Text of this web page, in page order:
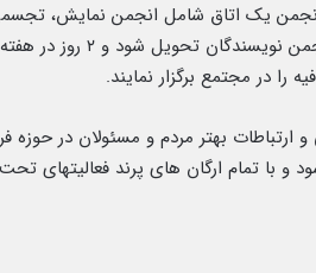
یک اتاق شامل انجمن نمایش،
کارآفرینی، خانه
را در مجتمع برگزار نمایند.
و ارتباطات بهتر مردم و مسئولان در
با تمام ارگان های پرند فعالیتهای